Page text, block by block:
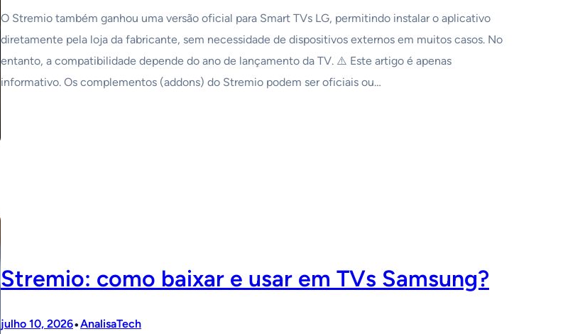
O Stremio também ganhou uma versão oficial para Smart TVs LG, permitindo instalar o aplicativo
diretamente pela loja da fabricante, sem necessidade de dispositivos externos em muitos casos. No
entanto, a compatibilidade depende do ano de lançamento da TV. ⚠️ Este artigo é apenas
informativo. Os complementos (addons) do Stremio podem ser oficiais ou…
Stremio: como baixar e usar em TVs Samsung?
julho 10, 2026•AnalisaTech